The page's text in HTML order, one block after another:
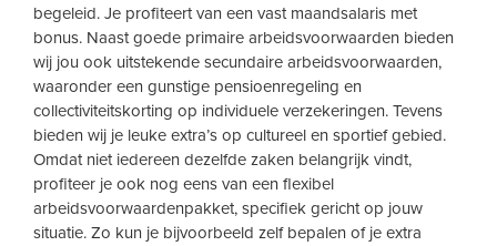
begeleid. Je profiteert van een vast maandsalaris met
bonus. Naast goede primaire arbeidsvoorwaarden bieden
wij jou ook uitstekende secundaire arbeidsvoorwaarden,
waaronder een gunstige pensioenregeling en
collectiviteitskorting op individuele verzekeringen. Tevens
bieden wij je leuke extra’s op cultureel en sportief gebied.
Omdat niet iedereen dezelfde zaken belangrijk vindt,
profiteer je ook nog eens van een flexibel
arbeidsvoorwaardenpakket, specifiek gericht op jouw
situatie. Zo kun je bijvoorbeeld zelf bepalen of je extra